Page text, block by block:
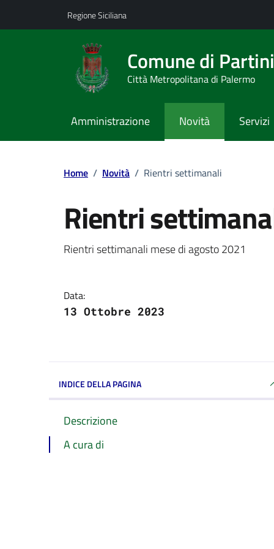
Regione Siciliana
Comune di
Città Metropolitana di Palermo
Amministrazione Novità Servizi
Home / Novità / Rientri settimanali
Rientri
Dettagli della notizia
Rientri settimanali mese di agosto 2021
Data:
13 Ottobre 2023
INDICE DELLA PAGINA
Descrizione
A cura di